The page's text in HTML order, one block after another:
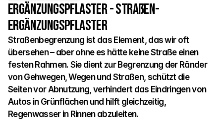
Ergänzungspflaster - Straßen-
Ergänzungspflaster
Straßenbegrenzung ist das Element, das wir oft
übersehen – aber ohne es hätte keine Straße einen
festen Rahmen. Sie dient zur Begrenzung der Ränder
von Gehwegen, Wegen und Straßen, schützt die
Seiten vor Abnutzung, verhindert das Eindringen von
Autos in Grünflächen und hilft gleichzeitig,
Regenwasser in Rinnen abzuleiten.